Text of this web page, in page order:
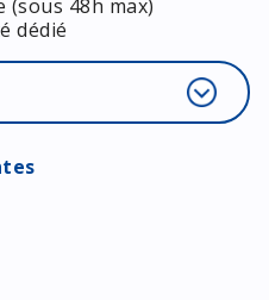
(sous 48h max)
dédié